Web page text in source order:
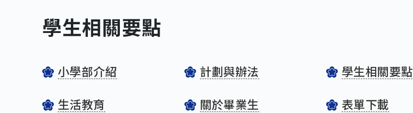
學生相關要點
小學部介紹 計劃與辦法 學生相關要點
生活教育
關於畢業生 表單下載